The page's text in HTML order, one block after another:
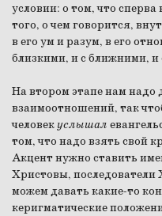
условии: о том, что
того, о чем говорится,
в его ум и разум, в его
близкими, и с ближними, и
На втором этапе нам надо
взаимоотношений, так
человек услышал
том, что надо взять свой
Акцент нужно ставить
Христовы,
можем давать какие-то
керигматические